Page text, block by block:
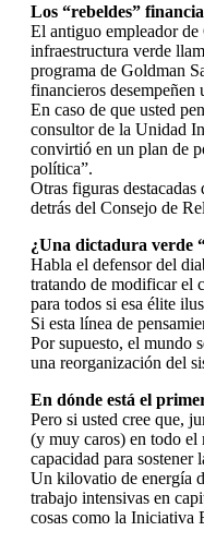
Los “rebeldes”
El antiguo empleador
infraestructura verde
programa de Goldman
financieros desempeñen
En caso de que usted
consultor de la Unidad
convirtió en un plan de
política”.
Otras figuras
detrás del Consejo de
¿Una dictadura verde
Habla el defensor del
tratando de modificar el
para todos si esa élite
Si esta línea de
Por supuesto, el mundo
una reorganización del
En dónde está el
Pero si usted cree que,
(y muy caros) en todo el
capacidad para sostener
Un kilovatio de energía
trabajo intensivas en
cosas como la Iniciativa